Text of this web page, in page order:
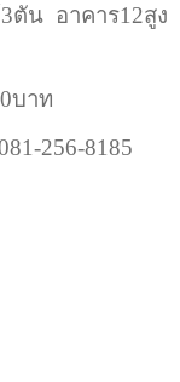
น อาคาร12สูง
บาท
256-8185